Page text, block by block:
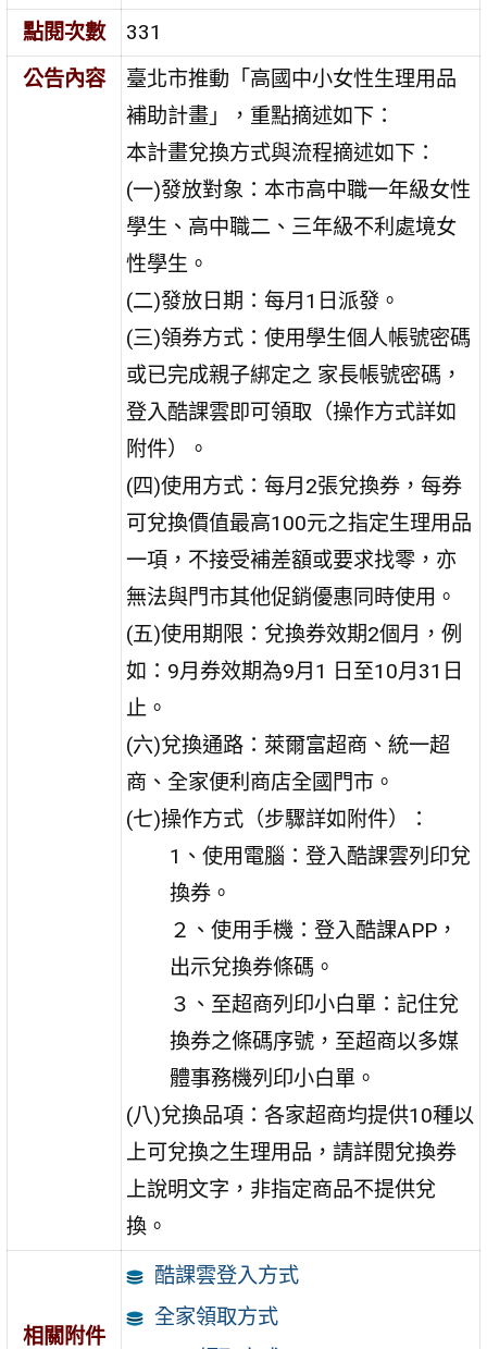
點閱次數
331
公告內容
臺北市推動「高國中小女性生理用品
補助計畫」，重點摘述如下：
本計畫兌換方式與流程摘述如下：
(一)發放對象：本市高中職一年級女性
學生、高中職二、三年級不利處境女
性學生。
(二)發放日期：每月1日派發。
(三)領券方式：使用學生個人帳號密碼
或已完成親子綁定之 家長帳號密碼，
登入酷課雲即可領取（操作方式詳如
附件）。
(四)使用方式：每月2張兌換券，每券
可兌換價值最高100元之指定生理用品
一項，不接受補差額或要求找零，亦
無法與門市其他促銷優惠同時使用。
(五)使用期限：兌換券效期2個月，例
如：9月券效期為9月1 日至10月31日
止。
(六)兌換通路：萊爾富超商、統一超
商、全家便利商店全國門市。
(七)操作方式（步驟詳如附件）：
1、使用電腦：登入酷課雲列印兌
換券。
２、使用手機：登入酷課APP，
出示兌換券條碼。
３、至超商列印小白單：記住兌
換券之條碼序號，至超商以多媒
體事務機列印小白單。
(八)兌換品項：各家超商均提供10種以
上可兌換之生理用品，請詳閱兌換券
上說明文字，非指定商品不提供兌
換。
相關附件
酷課雲登入方式
全家領取方式